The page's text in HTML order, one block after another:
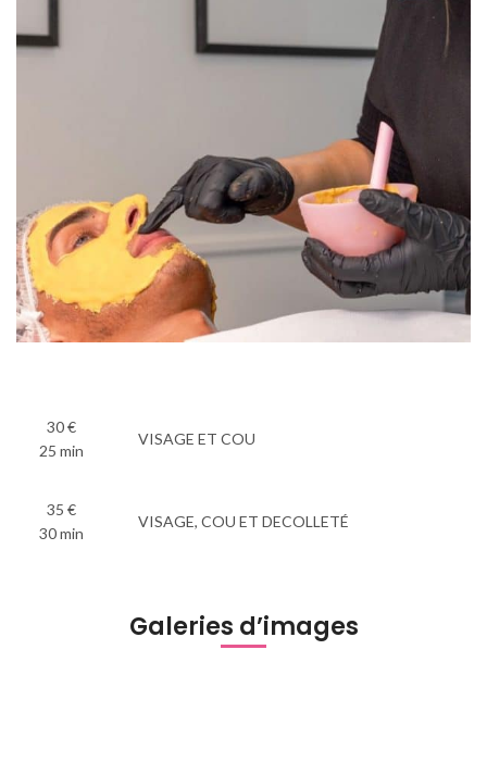
30 €
25 min
VISAGE ET COU
35 €
30 min
VISAGE, COU ET DECOLLETÉ
Galeries d’images